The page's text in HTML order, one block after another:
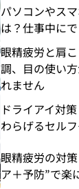
パソコンやス
は？仕事中に
眼精疲労と肩
調、目の使い
れません
ドライアイ対
わらげるセル
眼精疲労の対
ア＋予防”で楽